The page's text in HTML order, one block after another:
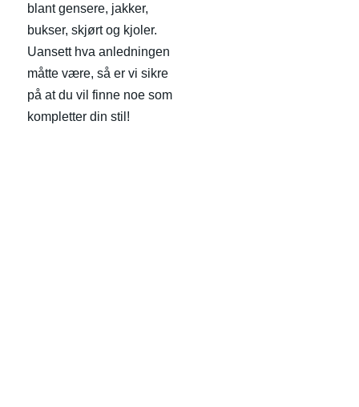
blant gensere, jakker,
bukser, skjørt og kjoler.
Uansett hva anledningen
måtte være, så er vi sikre
på at du vil finne noe som
kompletter din stil!